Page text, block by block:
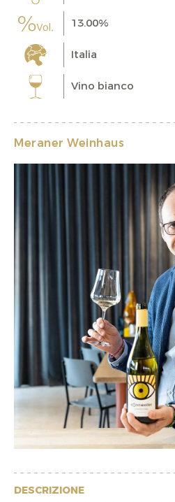
13.00%
Italia
Vino bianco
Meraner Weinhaus
DESCRIZIONE